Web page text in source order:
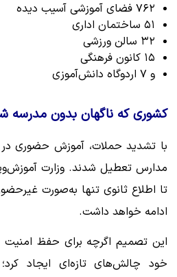
۷۶۲ فضای آموزشی آسیب دیده
۵۱ ساختمان اداری
۳۲ سالن ورزشی
۱۵ کانون فرهنگی
و ۷ اردوگاه دانش‌آموزی
کشوری که ناگهان بدون مدرسه
با تشدید حملات، آموزش حضوری
مدارس تعطیل شدند. وزارت
تا اطلاع ثانوی تنها به‌صورت
ادامه خواهد داشت.
این تصمیم اگرچه برای حفظ امنیت
خود چالش‌های تازه‌ای ایجاد